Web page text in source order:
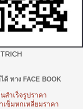
ด้ ทาง FACE BOOK
สำเร็จรูปราคา
เข็มหกเหลี่ยมราคา